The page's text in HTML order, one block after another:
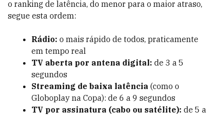
o ranking de latência, do menor para o maior atraso,
segue esta ordem:
Rádio: o mais rápido de todos, praticamente
em tempo real
TV aberta por antena digital: de 3 a 5
segundos
Streaming de baixa latência (como o
Globoplay na Copa): de 6 a 9 segundos
TV por assinatura (cabo ou satélite): de 5 a